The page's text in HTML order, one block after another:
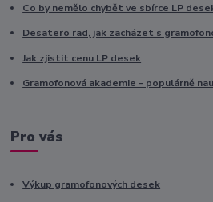
Co by nemělo chybět ve sbírce LP
Desatero rad, jak zacházet s
Jak zjistit cenu LP desek
Gramofonová akademie - populárně
Pro vás
Výkup gramofonových desek